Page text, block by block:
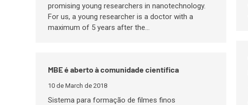
promising young researchers in nanotechnology.
For us, a young researcher is a doctor with a
maximum of 5 years after the…
MBE é aberto à comunidade científica
10 de March de 2018
Sistema para formação de filmes finos